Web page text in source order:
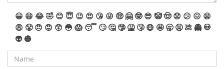
😀 😆 😂🤣 😊 😇 😉 😍 😘 😜 🤑 🤗 🤓 😎 🤡🤠 😟 😕 😖 😫
😩 😤 😠 😡 😲 😳 😱 😴 🙄 🤔 🤥 🤮 🤧 😷 🤩 🥱 🤬 💩 👻 💀
👽 🎃